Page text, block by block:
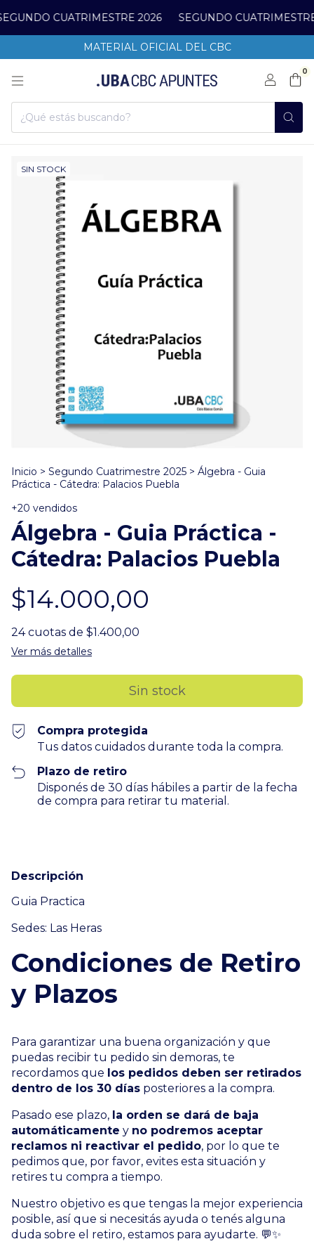
CUATRIMESTRE 2026 SEGUNDO CUATRIMESTRE
MATERIAL OFICIAL DEL CBC
0
SIN STOCK
Inicio > Segundo Cuatrimestre 2025 > Álgebra - Guia
Práctica - Cátedra: Palacios Puebla
+20 vendidos
Álgebra - Guia Práctica -
Cátedra: Palacios Puebla
$14.000,00
24 cuotas de $1.400,00
Ver más detalles
Compra protegida
Tus datos cuidados durante toda la compra.
Plazo de retiro
Disponés de 30 días hábiles a partir de la fecha
de compra para retirar tu material.
Descripción
Guia Practica
Sedes: Las Heras
Condiciones de Retiro
y Plazos
Para garantizar una buena organización y que
puedas recibir tu pedido sin demoras, te
recordamos que los pedidos deben ser retirados
dentro de los 30 días posteriores a la compra.
Pasado ese plazo, la orden se dará de baja
automáticamente y no podremos aceptar
reclamos ni reactivar el pedido, por lo que te
pedimos que, por favor, evites esta situación y
retires tu compra a tiempo.
Nuestro objetivo es que tengas la mejor experiencia
posible, así que si necesitás ayuda o tenés alguna
duda sobre el retiro, estamos para ayudarte. 💬✨